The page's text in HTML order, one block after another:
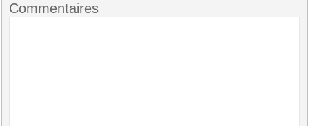
Commentaires